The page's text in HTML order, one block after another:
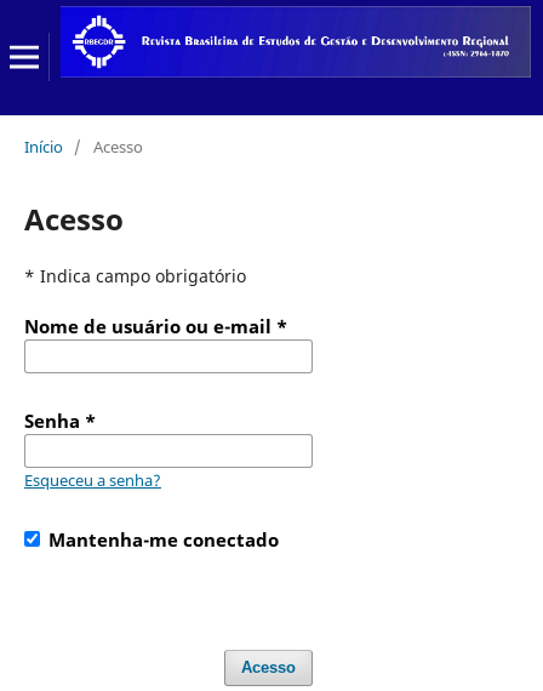
Início / Acesso
Acesso
* Indica campo obrigatório
Nome de usuário ou e-mail *
Senha *
Esqueceu a senha?
Mantenha-me conectado
Acesso